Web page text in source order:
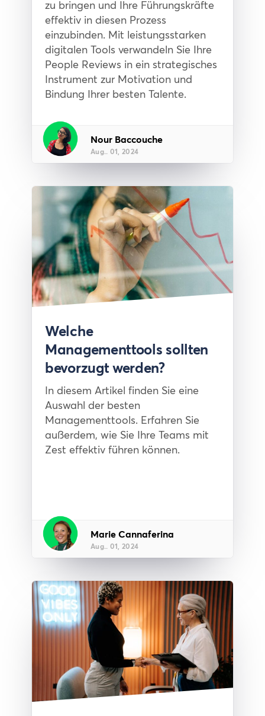
zu bringen und Ihre Führungskräfte
effektiv in diesen Prozess
einzubinden. Mit leistungsstarken
digitalen Tools verwandeln Sie Ihre
People Reviews in ein strategisches
Instrument zur Motivation und
Bindung Ihrer besten Talente.
Nour Baccouche
Aug.. 01, 2024
Welche
Managementtools sollten
bevorzugt werden?
In diesem Artikel finden Sie eine
Auswahl der besten
Managementtools. Erfahren Sie
außerdem, wie Sie Ihre Teams mit
Zest effektiv führen können.
Marie Cannaferina
Aug.. 01, 2024